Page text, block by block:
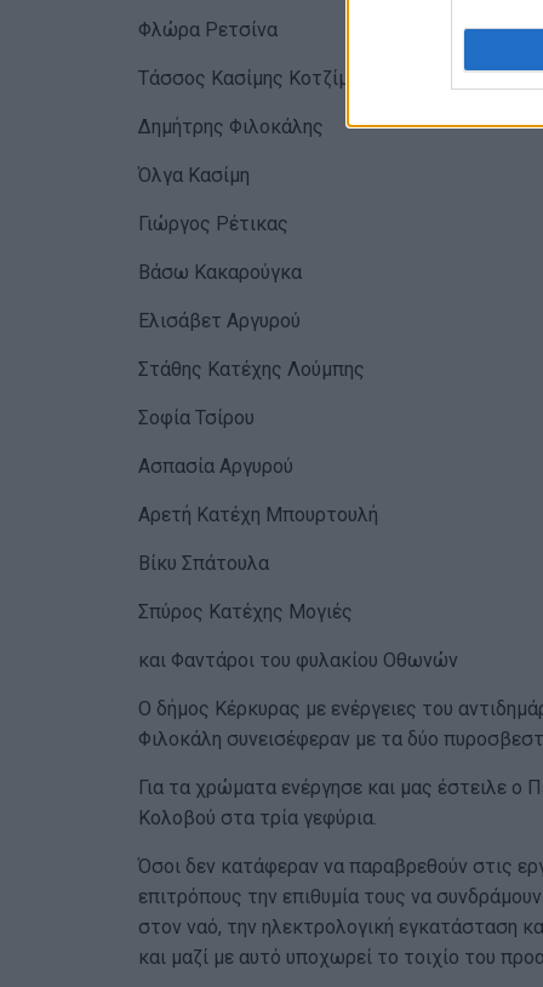
Φλώρα Ρετσίνα
Τάσσος Κασίμης Κοτζίμης
Δημήτρης Φιλοκάλης
Όλγα Κασίμη
Γιώργος Ρέτικας
Βάσω Κακαρούγκα
Ελισάβετ Αργυρού
Στάθης Κατέχης Λούμπης
Σοφία Τσίρου
Ασπασία Αργυρού
Αρετή Κατέχη Μπουρτουλή
Βίκυ Σπάτουλα
Σπύρος Κατέχης Μογιές
και Φαντάροι του φυλακίου Οθωνών
Ο δήμος Κέρκυρας με ενέργειες του
Φιλοκάλη συνεισέφεραν με τα δύο
Για τα χρώματα ενέργησε και μας έστειλε
Κολοβού στα τρία γεφύρια.
Όσοι δεν κατάφεραν να παραβρεθούν στις
επιτρόπους την επιθυμία τους να
στον ναό, την ηλεκτρολογική εγκατάσταση
και μαζί με αυτό υποχωρεί το τοιχίο του